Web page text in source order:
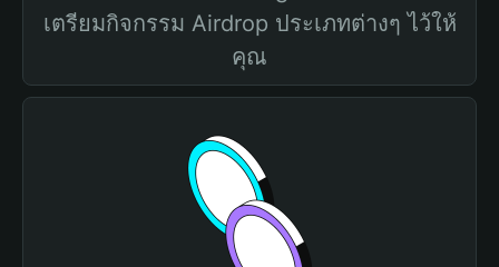
เตรียมกิจกรรม Airdrop ประเภทต่างๆ ไว้ให้
คุณ